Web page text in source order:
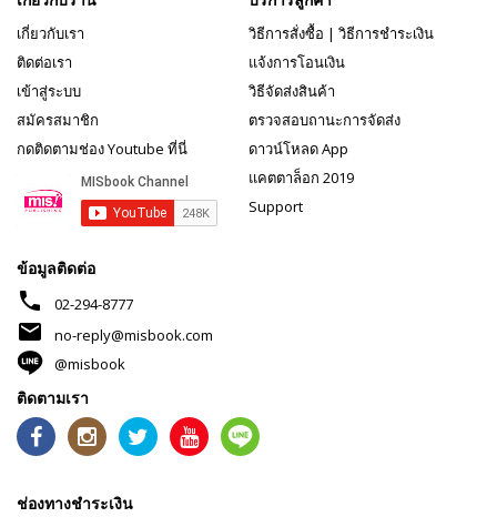
เกี่ยวกับเรา
ติดต่อเรา
เข้าสู่ระบบ
สมัครสมาชิก
กดติดตามช่อง Youtube ที่นี่
วิธีการสั่งซื้อ | วิธีการชำระเงิน
แจ้งการโอนเงิน
วิธีจัดส่งสินค้า
ตรวจสอบถานะการจัดส่ง
ดาวน์โหลด App
แคตตาล็อก 2019
Support
ข้อมูลติดต่อ
phone 02-294-8777
mail
no-reply@misbook.com
@misbook
ติดตามเรา
ช่องทางชำระเงิน